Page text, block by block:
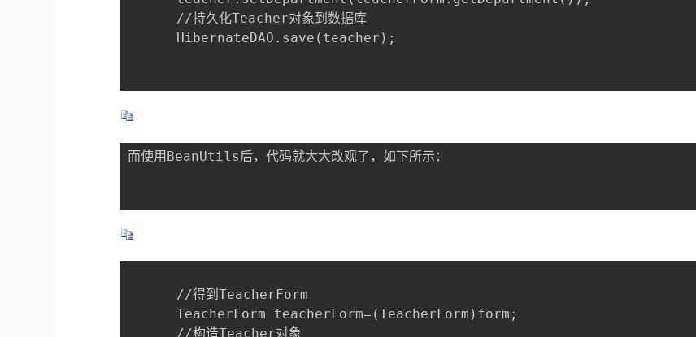
      //持久化Teacher对象到数据库
      HibernateDAO.save(teacher);
      //得到TeacherForm
      TeacherForm teacherForm=(TeacherForm)form;
      //构造Teacher对象